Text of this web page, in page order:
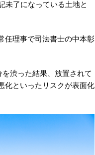
未了になっている土地と
任理事で司法書士の中本彰
を渋った結果、放置されて
化といったリスクが表面化